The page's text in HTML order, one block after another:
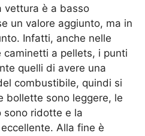
vettura è a basso
un valore aggiunto, ma in
Infatti, anche nelle
a pellets, i punti
quelli di avere una
combustibile, quindi si
bollette sono leggere, le
sono ridotte e la
Alla fine è